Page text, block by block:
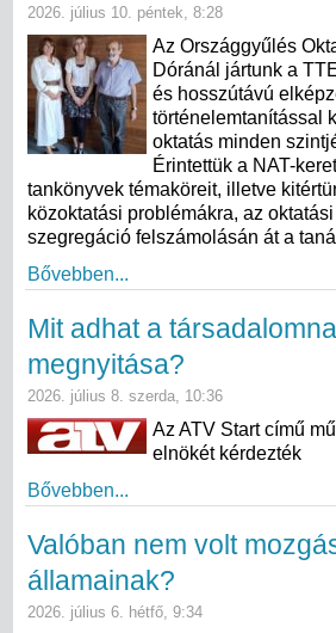
2026. július 10. péntek, 8:28
Az Országgyűlés
Dóránál jártunk a
és hosszútávú
történelemtanítással
oktatás minden
Érintettük a NAT-
tankönyvek témaköreit, illetve
közoktatási problémákra, az
szegregáció felszámolásán át a
Bővebben...
Mit adhat a
megnyitása?
2026. július 8. szerda, 10:36
Az ATV Start című
elnökét kérdezték
Bővebben...
Valóban nem volt
államainak?
2026. július 6. hétfő, 9:34